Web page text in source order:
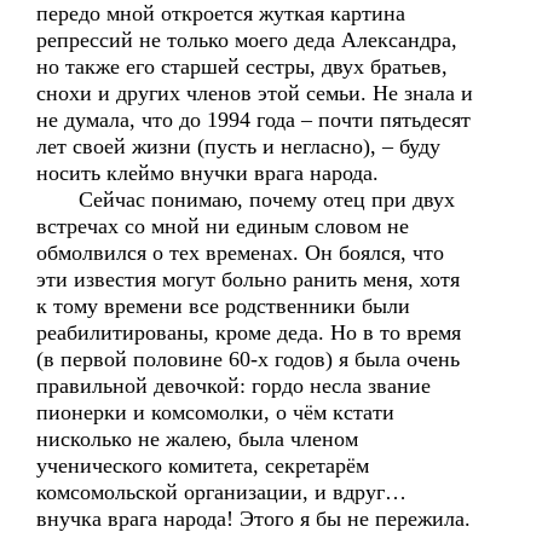
передо мной откроется жуткая картина
репрессий не только моего деда Александра,
но также его старшей сестры, двух братьев,
снохи и других членов этой семьи. Не знала и
не думала, что до 1994 года – почти пятьдесят
лет своей жизни (пусть и негласно), – буду
носить клеймо внучки врага народа.
Сейчас понимаю, почему отец при двух
встречах со мной ни единым словом не
обмолвился о тех временах. Он боялся, что
эти известия могут больно ранить меня, хотя
к тому времени все родственники были
реабилитированы, кроме деда. Но в то время
(в первой половине 60-х годов) я была очень
правильной девочкой: гордо несла звание
пионерки и комсомолки, о чём кстати
нисколько не жалею, была членом
ученического комитета, секретарём
комсомольской организации, и вдруг…
внучка врага народа! Этого я бы не пережила.